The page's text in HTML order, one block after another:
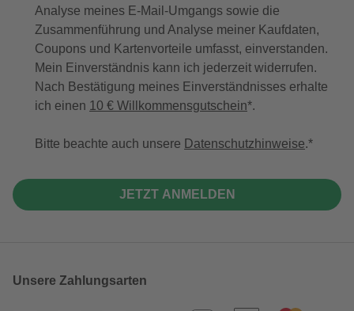
Analyse meines E-Mail-Umgangs sowie die
Zusammenführung und Analyse meiner Kaufdaten,
Coupons und Kartenvorteile umfasst, einverstanden.
Mein Einverständnis kann ich jederzeit widerrufen.
Nach Bestätigung meines Einverständnisses erhalte
ich einen 10 € Willkommensgutschein*.
Bitte beachte auch unsere Datenschutzhinweise.
JETZT ANMELDEN
Unsere Zahlungsarten